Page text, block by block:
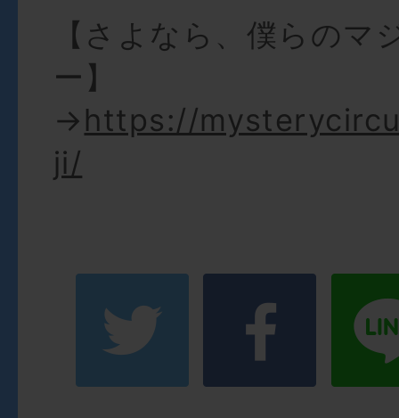
【さよなら、僕らのマ
ー】
→https://
ji/